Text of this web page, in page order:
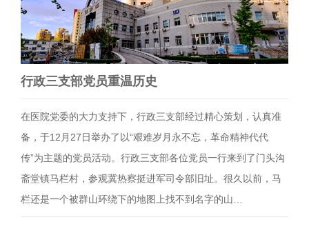
行政三支部党员重温历史
在医院党委的大力支持下，行政三支部经过精心策划，认真准
备，于12月27日举办了以“艰难岁月永不忘，革命精神代代
传”为主题的党员活动。行政三支部各位党员一行来到了门头沟
斋堂镇马栏村，参观冀热察挺进军司令部旧址。很久以前，马
栏还是一个被群山环绕下的地图上找不到名字的山…